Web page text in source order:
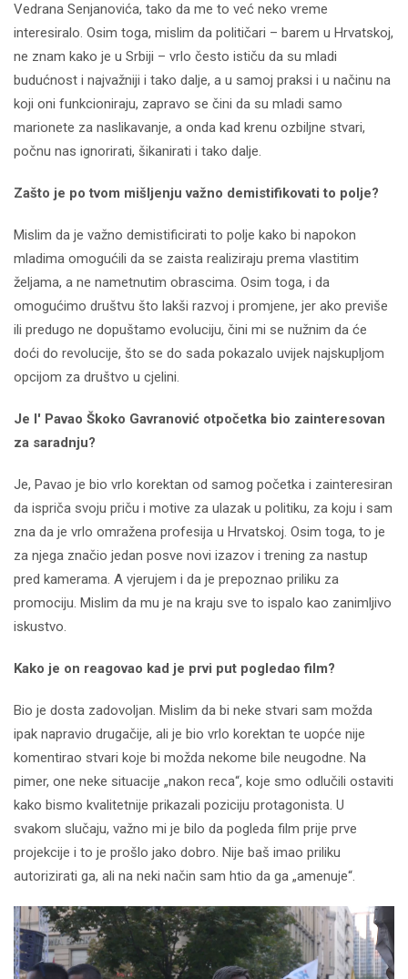
Vedrana Senjanovića, tako da me to već neko vreme
interesiralo. Osim toga, mislim da političari – barem u Hrvatskoj,
ne znam kako je u Srbiji – vrlo često ističu da su mladi
budućnost i najvažniji i tako dalje, a u samoj praksi i u načinu na
koji oni funkcioniraju, zapravo se čini da su mladi samo
marionete za naslikavanje, a onda kad krenu ozbiljne stvari,
počnu nas ignorirati, šikanirati i tako dalje.
Zašto je po tvom mišljenju važno demistifikovati to polje?
Mislim da je važno demistificirati to polje kako bi napokon
mladima omogućili da se zaista realiziraju prema vlastitim
željama, a ne nametnutim obrascima. Osim toga, i da
omogućimo društvu što lakši razvoj i promjene, jer ako previše
ili predugo ne dopuštamo evoluciju, čini mi se nužnim da će
doći do revolucije, što se do sada pokazalo uvijek najskupljom
opcijom za društvo u cjelini.
Je l' Pavao Škoko Gavranović otpočetka bio zainteresovan
za saradnju?
Je, Pavao je bio vrlo korektan od samog početka i zainteresiran
da ispriča svoju priču i motive za ulazak u politiku, za koju i sam
zna da je vrlo omražena profesija u Hrvatskoj. Osim toga, to je
za njega značio jedan posve novi izazov i trening za nastup
pred kamerama. A vjerujem i da je prepoznao priliku za
promociju. Mislim da mu je na kraju sve to ispalo kao zanimljivo
iskustvo.
Kako je on reagovao kad je prvi put pogledao film?
Bio je dosta zadovoljan. Mislim da bi neke stvari sam možda
ipak napravio drugačije, ali je bio vrlo korektan te uopće nije
komentirao stvari koje bi možda nekome bile neugodne. Na
pimer, one neke situacije „nakon reca“, koje smo odlučili ostaviti
kako bismo kvalitetnije prikazali poziciju protagonista. U
svakom slučaju, važno mi je bilo da pogleda film prije prve
projekcije i to je prošlo jako dobro. Nije baš imao priliku
autorizirati ga, ali na neki način sam htio da ga „amenuje“.